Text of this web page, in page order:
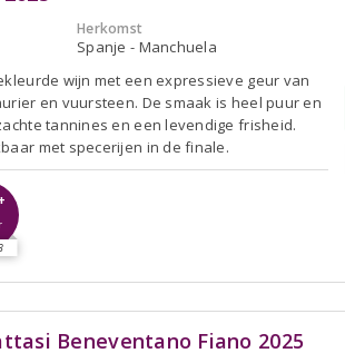
Herkomst
Spanje - Manchuela
wijn met een expressieve geur van
en vuursteen. De smaak is heel puur en
tannines en een levendige frisheid.
met specerijen in de finale.
Beneventano Fiano 2025